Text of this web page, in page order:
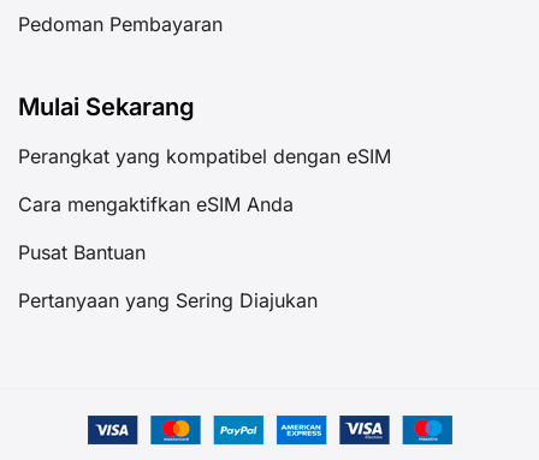
Pedoman Pembayaran
Mulai Sekarang
Perangkat yang kompatibel dengan eSIM
Cara mengaktifkan eSIM Anda
Pusat Bantuan
Pertanyaan yang Sering Diajukan